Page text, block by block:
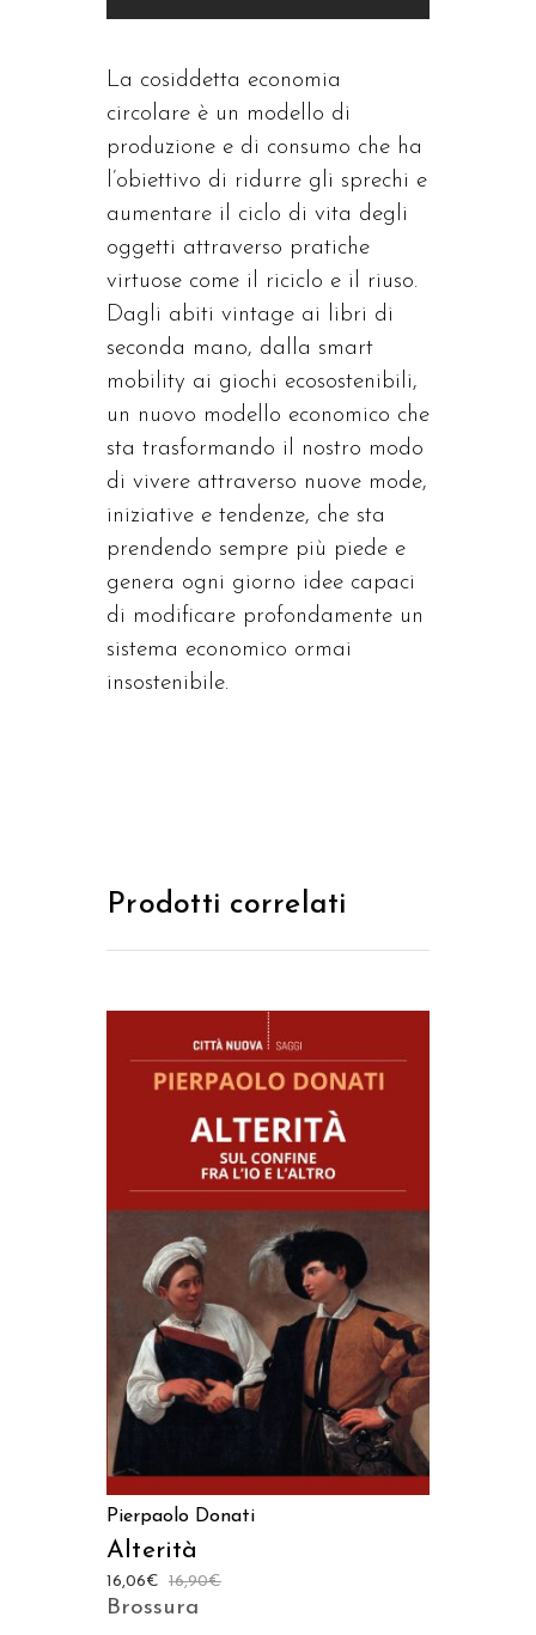
La cosiddetta economia
circolare è un modello di
produzione e di consumo che ha
l’obiettivo di ridurre gli sprechi e
aumentare il ciclo di vita degli
oggetti attraverso pratiche
virtuose come il riciclo e il riuso.
Dagli abiti vintage ai libri di
seconda mano, dalla smart
mobility ai giochi ecosostenibili,
un nuovo modello economico che
sta trasformando il nostro modo
di vivere attraverso nuove mode,
iniziative e tendenze, che sta
prendendo sempre più piede e
genera ogni giorno idee capaci
di modificare profondamente un
sistema economico ormai
insostenibile.
Prodotti correlati
AGGIUNGI AL CARRELLO
Pierpaolo Donati
Alterità
16,90€
16,06€
Brossura